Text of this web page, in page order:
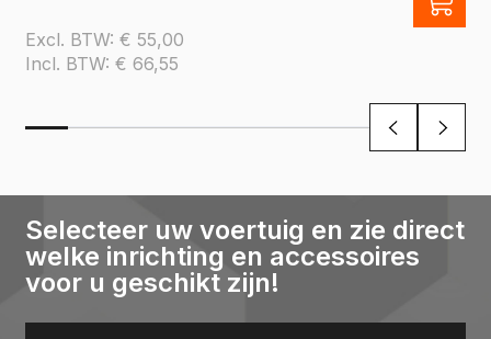
Excl. BTW: € 55,00
Incl. BTW: € 66,55
Selecteer uw voertuig en zie direct
welke inrichting en accessoires
voor u geschikt zijn!